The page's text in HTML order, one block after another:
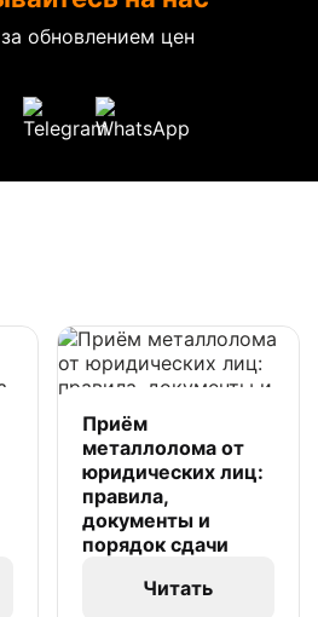
обновлением цен
Приём
металлолома от
юридических лиц:
правила,
документы и
порядок сдачи
Читать